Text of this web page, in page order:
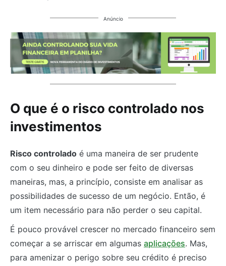
Anúncio
O que é o risco controlado nos
investimentos
Risco controlado é uma maneira de ser prudente
com o seu dinheiro e pode ser feito de diversas
maneiras, mas, a princípio, consiste em analisar as
possibilidades de sucesso de um negócio. Então, é
um item necessário para não perder o seu capital.
É pouco provável crescer no mercado financeiro sem
começar a se arriscar em algumas aplicações. Mas,
para amenizar o perigo sobre seu crédito é preciso